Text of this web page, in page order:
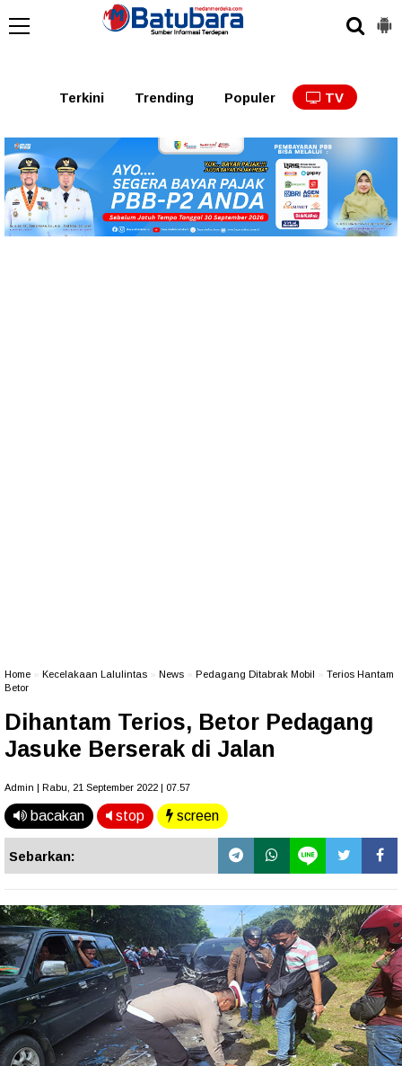
Terkini Trending Populer TV
Home Kecelakaan Lalulintas News Pedagang Ditabrak Mobil
Terios Hantam
Betor
Dihantam Terios, Betor Pedagang
Jasuke Berserak di Jalan
Admin | Rabu, 21 September 2022 | 07.57
bacakan stop screen
Sebarkan: